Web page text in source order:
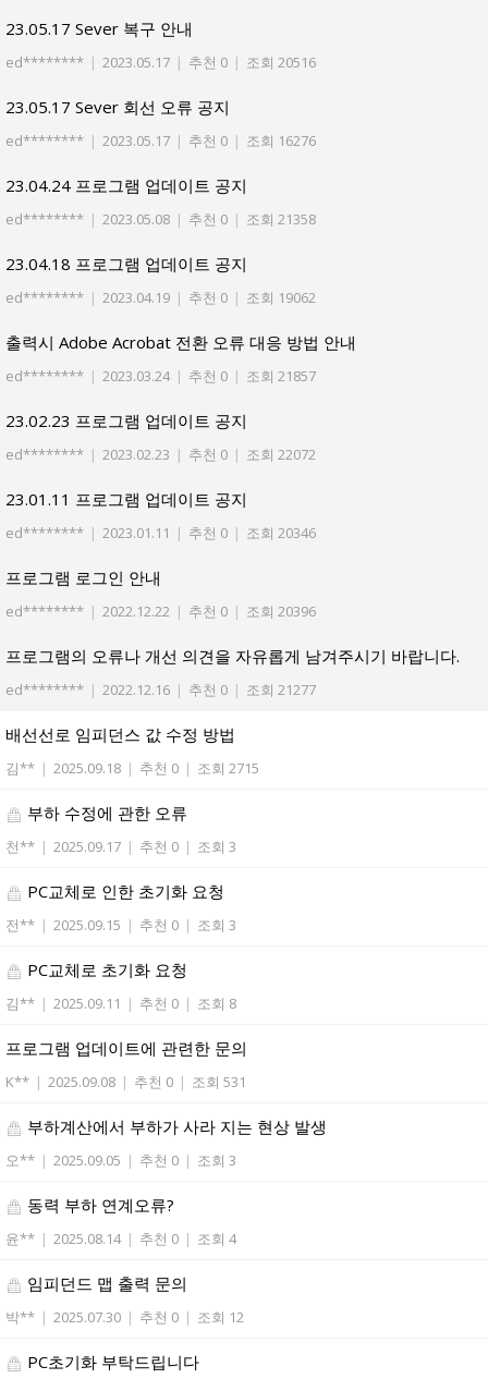
23.05.17 Sever 복구 안내
ed******** | 2023.05.17 | 추천 0 | 조회 20516
23.05.17 Sever 회선 오류 공지
ed******** | 2023.05.17 | 추천 0 | 조회 16276
23.04.24 프로그램 업데이트 공지
ed******** | 2023.05.08 | 추천 0 | 조회 21358
23.04.18 프로그램 업데이트 공지
ed******** | 2023.04.19 | 추천 0 | 조회 19062
출력시 Adobe Acrobat 전환 오류 대응 방법 안내
ed******** | 2023.03.24 | 추천 0 | 조회 21857
23.02.23 프로그램 업데이트 공지
ed******** | 2023.02.23 | 추천 0 | 조회 22072
23.01.11 프로그램 업데이트 공지
ed******** | 2023.01.11 | 추천 0 | 조회 20346
프로그램 로그인 안내
ed******** | 2022.12.22 | 추천 0 | 조회 20396
프로그램의 오류나 개선 의견을 자유롭게 남겨주시기 바랍니다.
ed******** | 2022.12.16 | 추천 0 | 조회 21277
배선선로 임피던스 값 수정 방법
김** | 2025.09.18 | 추천 0 | 조회 2715
부하 수정에 관한 오류
천** | 2025.09.17 | 추천 0 | 조회 3
PC교체로 인한 초기화 요청
전** | 2025.09.15 | 추천 0 | 조회 3
PC교체로 초기화 요청
김** | 2025.09.11 | 추천 0 | 조회 8
프로그램 업데이트에 관련한 문의
K** | 2025.09.08 | 추천 0 | 조회 531
부하계산에서 부하가 사라 지는 현상 발생
오** | 2025.09.05 | 추천 0 | 조회 3
동력 부하 연계오류?
윤** | 2025.08.14 | 추천 0 | 조회 4
임피던드 맵 출력 문의
박** | 2025.07.30 | 추천 0 | 조회 12
PC초기화 부탁드립니다